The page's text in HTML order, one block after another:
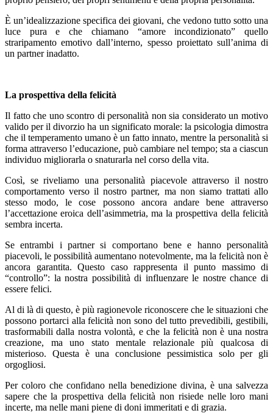
È un’idealizzazione specifica dei giovani, che vedono tutto sotto una
luce pura e che chiamano “amore incondizionato” quello
straripamento emotivo dall’interno, spesso proiettato sull’anima di
un partner inadatto.
La prospettiva della felicità
Il fatto che uno scontro di personalità non sia considerato un motivo
valido per il divorzio ha un significato morale: la psicologia dimostra
che il temperamento umano è un fatto innato, mentre la personalità si
forma attraverso l’educazione, può cambiare nel tempo; sta a ciascun
individuo migliorarla o snaturarla nel corso della vita.
Così, se riveliamo una personalità piacevole attraverso il nostro
comportamento verso il nostro partner, ma non siamo trattati allo
stesso modo, le cose possono ancora andare bene attraverso
l’accettazione eroica dell’asimmetria, ma la prospettiva della felicità
sembra incerta.
Se entrambi i partner si comportano bene e hanno personalità
piacevoli, le possibilità aumentano notevolmente, ma la felicità non è
ancora garantita. Questo caso rappresenta il punto massimo di
“controllo”: la nostra possibilità di influenzare le nostre chance di
essere felici.
Al di là di questo, è più ragionevole riconoscere che le situazioni che
possono portarci alla felicità non sono del tutto prevedibili, gestibili,
trasformabili dalla nostra volontà, e che la felicità non è una nostra
creazione, ma uno stato mentale relazionale più qualcosa di
misterioso. Questa è una conclusione pessimistica solo per gli
orgogliosi.
Per coloro che confidano nella benedizione divina, è una salvezza
sapere che la prospettiva della felicità non risiede nelle loro mani
incerte, ma nelle mani piene di doni immeritati e di grazia.